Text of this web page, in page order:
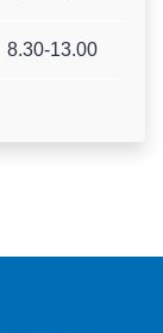
8.30-13.00